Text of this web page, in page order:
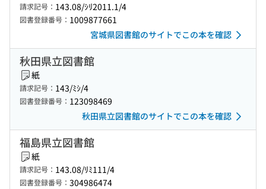
請求記号： 143.08/ｼﾘ2011.1/4
図書登録番号： 1009877661
宮城県図書館のサイトでこの本を確認
秋田県立図書館
紙
請求記号： 143/ﾐｼ/4
図書登録番号： 123098469
秋田県立図書館のサイトでこの本を確認
福島県立図書館
紙
請求記号： 143.08/ﾘﾐ111/4
図書登録番号： 304986474